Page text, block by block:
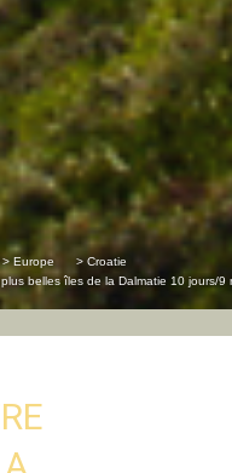
> Europe
> Croatie
belles îles de la Dalmatie 10 jours/9